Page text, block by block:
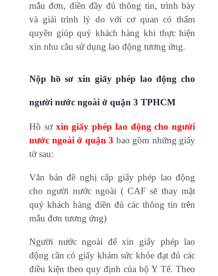
mẫu đơn, điền đầy đủ thông tin, trình bày
và giải trình lý do với cơ quan có thẩm
quyền giúp quý khách hàng khi thực hiện
xin nhu cầu sử dụng lao động tương ứng.
Nộp hồ sơ xin giấy phép lao động cho
người nước ngoài ở quận 3 TPHCM
Hồ sơ xin giấy phép lao động cho người
nước ngoài ở quận 3 bao gồm những giấy
tờ sau:
Văn bản đề nghị cấp giấy phép lao động
cho người nước ngoài ( CAF sẽ thay mặt
quý khách hàng điền đủ các thông tin trên
mẫu đơn tương ứng)
Người nước ngoài để xin giấy phép lao
động cần có giấy khám sức khỏe đạt đủ các
điều kiện theo quy định của bộ Y Tế. Theo